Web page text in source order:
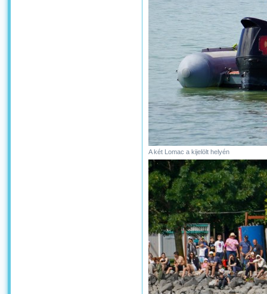
A két Lomac a kijelölt helyén